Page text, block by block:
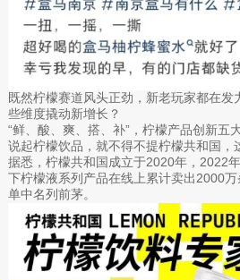
既然柠檬赛道风头正劲，新老玩家都在
些维度撬动新增长？
“鲜、酸、爽、搭、补”，柠檬产品创新五
说起柠檬饮品，就不得不提柠檬共和国，
据悉，柠檬共和国成立于2020年，2022
下柠檬液系列产品在线上累计卖出2000
单中名列前茅。